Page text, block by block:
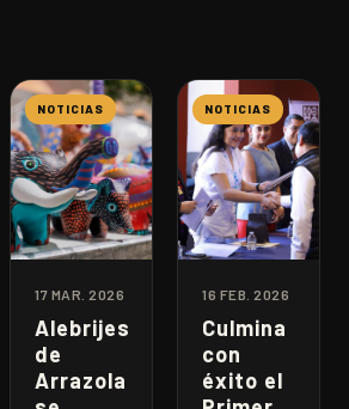
NOTICIAS
17 MAR. 2026
Alebrijes
de
Arrazola
NOTICIAS
16 FEB. 2026
Culmina
con
éxito el